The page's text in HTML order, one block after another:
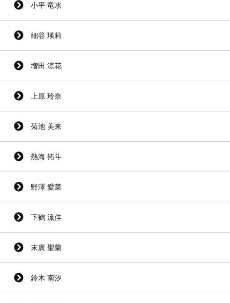
小平 竜水
細谷 瑛莉
増田 涼花
上原 玲奈
菊池 美来
熱海 拓斗
野澤 愛菜
下鶴 流佳
末廣 聖蘭
鈴木 南汐